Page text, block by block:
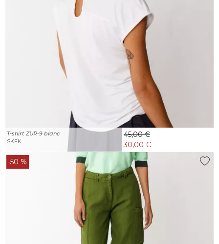
T-shirt ZUR-9 blanc
SKFK
45,00 €
30,00 €
-50 %